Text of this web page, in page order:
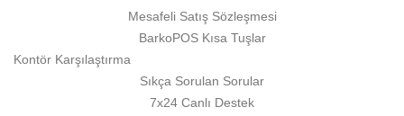
Mesafeli Satış Sözleşmesi
BarkoPOS Kısa Tuşlar
Kontör Karşılaştırma
Sıkça Sorulan Sorular
7x24 Canlı Destek